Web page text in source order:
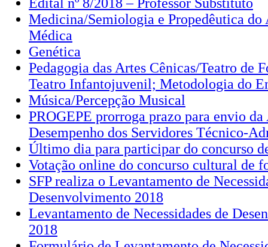
Medicina/Semiologia e Propedêutica
Médica
Genética
Pedagogia das Artes Cênicas/Teatro de
Teatro Infantojuvenil; Metodologia do
Música/Percepção Musical
PROGEPE prorroga prazo para envio
Desempenho dos Servidores Técnico-
Último dia para participar do concurso
Votação online do concurso cultural de
SFP realiza o Levantamento de
Desenvolvimento 2018
Levantamento de Necessidades de
2018